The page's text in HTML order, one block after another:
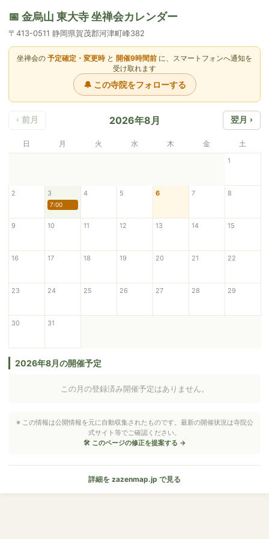
📅 金烏山 東大寺 坐禅会カレンダー
〒413-0511 静岡県賀茂郡河津町峰382
坐禅会の 予定確定・変更時と 開催9時間前 に、スマートフォンへ通知を
受け取れます
🔔 この寺院をフォローする
‹ 前月 2026年8月 翌月 ›
日 月 火 水 木 金 土
1
2 3
7:00
4 5 6 7 8
9 10 11 12 13 14 15
16 17 18 19 20 21 22
23 24 25 26 27 28 29
30 31
2026年8月の開催予定
この月の登録済み開催予定はありません。
※ この情報は公開情報を元に自動収集されたものです。最新の開催状況は寺院公
式サイト等でご確認ください。
🛠 このページの修正を提案する →
詳細を zazenmap.jp で見る